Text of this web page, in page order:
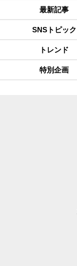
最新記事
SNSトピック
トレンド
特別企画